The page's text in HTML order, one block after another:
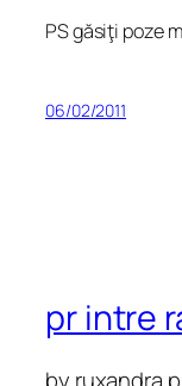
PS găsiţi poze
06/02/2011
pr intre